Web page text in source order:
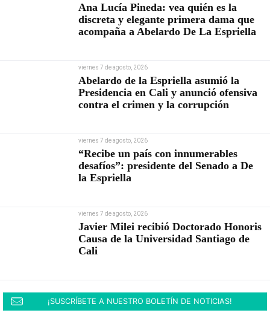
Ana Lucía Pineda: vea quién es la
discreta y elegante primera dama que
acompaña a Abelardo De La Espriella
viernes 7 de agosto, 2026
Abelardo de la Espriella asumió la
Presidencia en Cali y anunció ofensiva
contra el crimen y la corrupción
viernes 7 de agosto, 2026
“Recibe un país con innumerables
desafíos”: presidente del Senado a De
la Espriella
viernes 7 de agosto, 2026
Javier Milei recibió Doctorado Honoris
Causa de la Universidad Santiago de
Cali
¡SUSCRÍBETE A NUESTRO BOLETÍN DE NOTICIAS!